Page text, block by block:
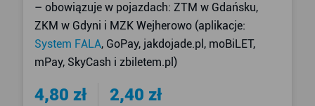
– obowiązuje w pojazdach: ZTM w Gdańsku,
ZKM w Gdyni i MZK Wejherowo (aplikacje:
System FALA, GoPay, jakdojade.pl, moBiLET,
mPay, SkyCash i zbiletem.pl)
4,80 zł 2,40 zł